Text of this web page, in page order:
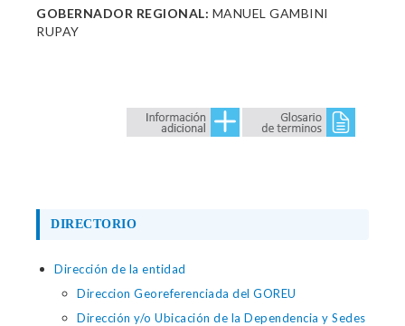
GOBERNADOR REGIONAL: MANUEL GAMBINI
RUPAY
DIRECTORIO
Dirección de la entidad
Direccion Georeferenciada del GOREU
Dirección y/o Ubicación de la Dependencia y Sedes